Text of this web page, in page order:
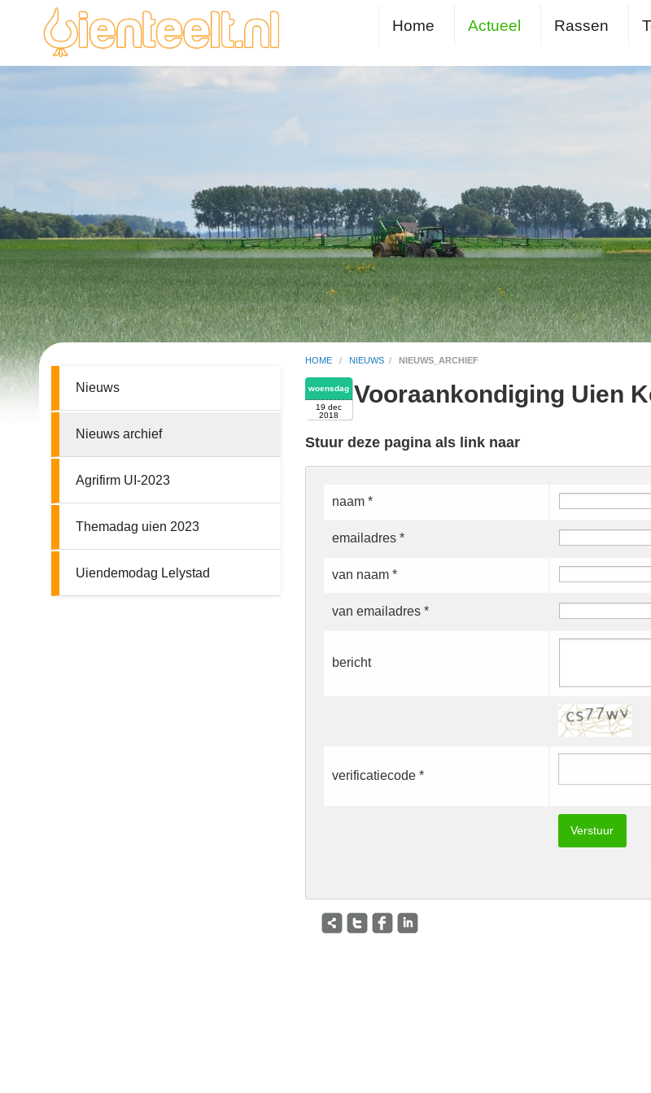
Home Actueel Rassen
Nieuws
Nieuws archief
Agrifirm UI-2023
Themadag uien 2023
Uiendemodag Lelystad
HOME / NIEUWS / NIEUWS_ARCHIEF
Vooraankondiging Uien
woensdag
19 dec
2018
Stuur deze pagina als link naar
naam *
emailadres *
van naam *
van emailadres *
bericht
verificatiecode *